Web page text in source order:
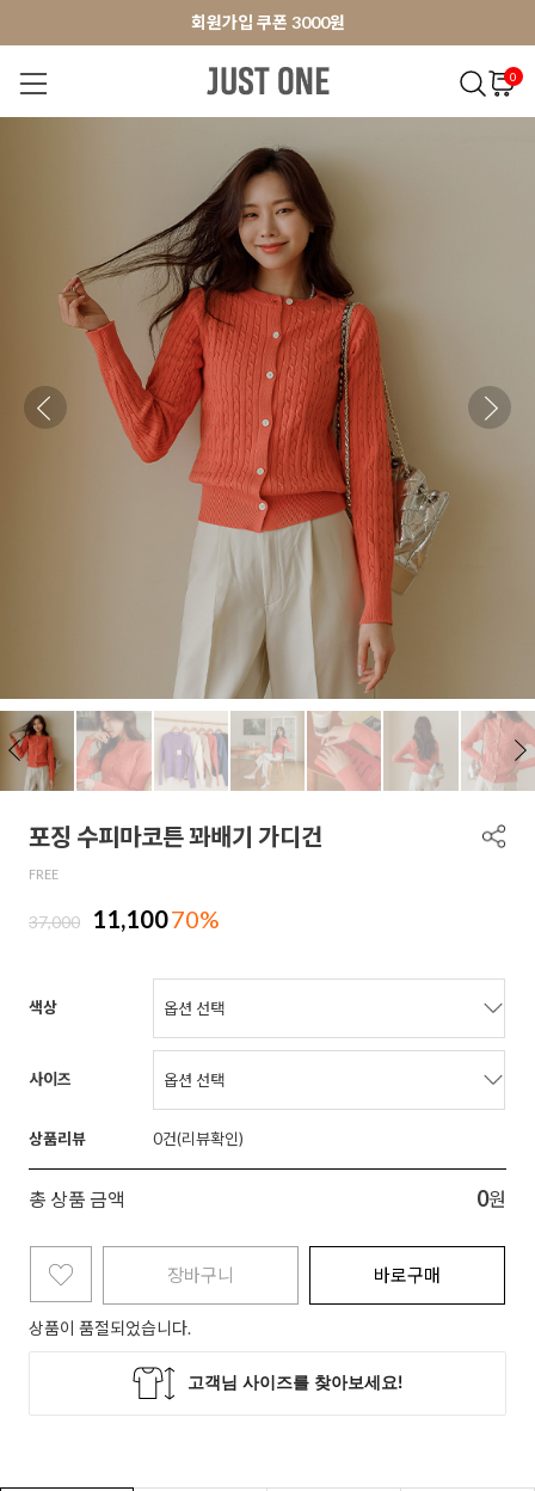
앱 다운로드 10% 할인쿠폰
회원가입 쿠폰 3000원
앱 다운로드 10% 할인쿠폰
0
MADE . J
포징 수피마코튼 꽈배기 가디건
FREE
37,000 11,10070%
색상
사이즈
상품리뷰 0
총 상품 금액 0원
장바구니 바로구매
상품이 품절되었습니다.